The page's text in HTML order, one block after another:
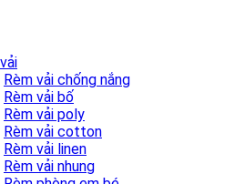
Rèm vải chống nắng
Rèm vải bố
Rèm vải poly
Rèm vải cotton
Rèm vải linen
Rèm vải nhung